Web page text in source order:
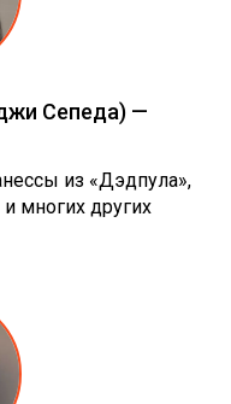
Сепеда) —
из «Дэдпула»,
и многих других